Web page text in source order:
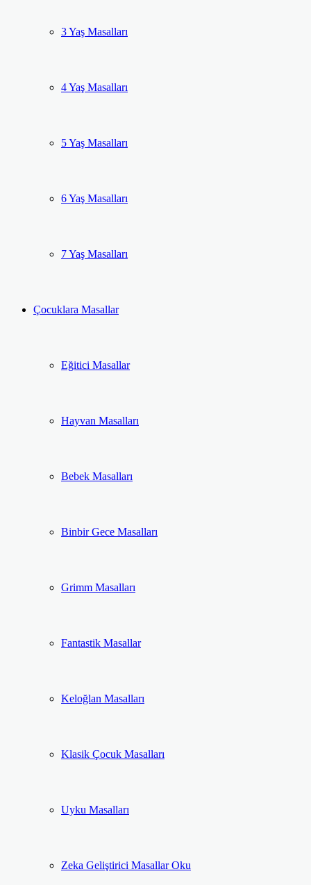
3 Yaş Masalları
4 Yaş Masalları
5 Yaş Masalları
6 Yaş Masalları
7 Yaş Masalları
Çocuklara Masallar
Eğitici Masallar
Hayvan Masalları
Bebek Masalları
Binbir Gece Masalları
Grimm Masalları
Fantastik Masallar
Keloğlan Masalları
Klasik Çocuk Masalları
Uyku Masalları
Zeka Geliştirici Masallar Oku